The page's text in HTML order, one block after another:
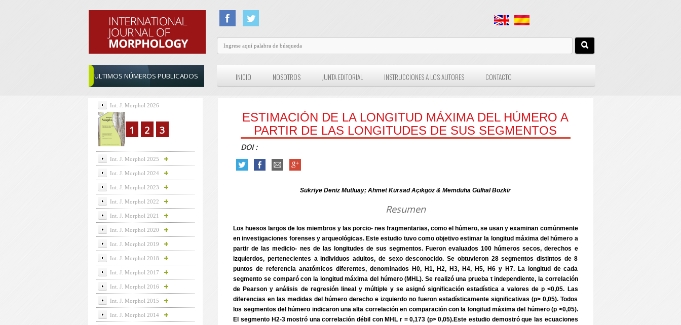
ULTIMOS NÚMEROS PUBLICADOS INICIO NOSOTROS JUNTA EDITORIAL INSTRUCCIONES A LOS AUTORES CONTACTO
ESTIMACIÓN DE LA LONGITUD MÁXIMA DEL HÚMERO A
PARTIR DE LAS LONGITUDES DE SUS SEGMENTOS
DOI :
Sükriye Deniz Mutluay; Ahmet Kürsad Açıkgöz & Memduha Gülhal Bozkir
Resumen
Los huesos largos de los miembros y las porcio- nes fragmentarias, como el húmero, se usan y examinan comúnmente
en investigaciones forenses y arqueológicas. Este estudio tuvo como objetivo estimar la longitud máxima del húmero a
partir de las medicio- nes de las longitudes de sus segmentos. Fueron evaluados 100 húmeros secos, derechos e
izquierdos, pertenecientes a individuos adultos, de sexo desconocido. Se obtuvieron 28 segmentos distintos de 8
puntos de referencia anatómicos diferentes, denominados H0, H1, H2, H3, H4, H5, H6 y H7. La longitud de cada
segmento se comparó con la longitud máxima del húmero (MHL). Se realizó una prueba t independiente, la correlación
de Pearson y análisis de regresión lineal y múltiple y se asignó significación estadística a valores de p <0,05. Las
diferencias en las medidas del húmero derecho e izquierdo no fueron estadísticamente significativas (p> 0,05). Todos
los segmentos del húmero indicaron una alta correlación en comparación con la longitud máxima del húmero (p <0,05).
El segmento H2-3 mostró una correlación débil con MHL r = 0,173 (p> 0,05).Este estudio demostró que las ecuaciones
Int. J. Morphol 2026
1 2 3
Int. J. Morphol 2025
Int. J. Morphol 2024
Int. J. Morphol 2023
Int. J. Morphol 2022
Int. J. Morphol 2021
Int. J. Morphol 2020
Int. J. Morphol 2019
Int. J. Morphol 2018
Int. J. Morphol 2017
Int. J. Morphol 2016
Int. J. Morphol 2015
Int. J. Morphol 2014